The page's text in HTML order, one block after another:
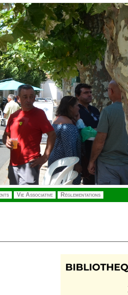
Vie Associative Réglementations